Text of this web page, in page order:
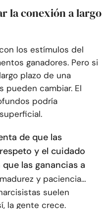
la conexión a largo
los estímulos del
ganadores. Pero si
plazo de una
pueden cambiar. El
podría
de que las
y el cuidado
las ganancias a
y paciencia…
suelen
la gente crece.